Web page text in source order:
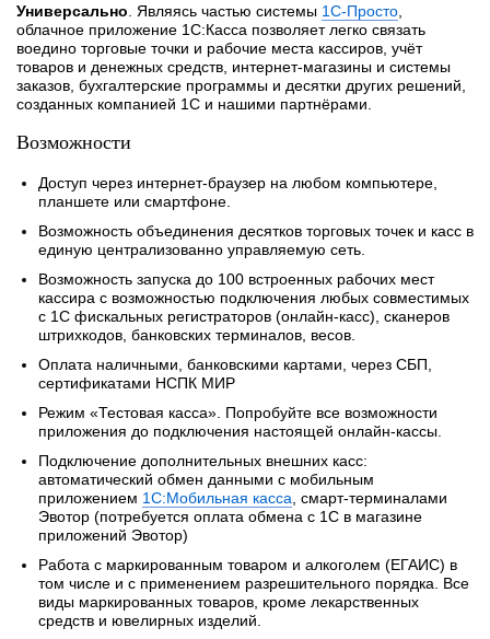
Универсально . Являясь частью системы 1С-Просто
облачное приложение 1С:Касса позволяет легко связать
воедино торговые точки и рабочие места кассиров, учёт
товаров и денежных средств, интернет-магазины и системы
заказов, бухгалтерские программы и десятки других решений,
созданных компанией 1С и нашими партнёрами.
Возможности
Доступ через интернет-браузер на любом компьютере,
планшете или смартфоне.
Возможность объединения десятков торговых точек и касс в
единую централизованно управляемую сеть.
Возможность запуска до 100 встроенных рабочих мест
кассира с возможностью подключения любых совместимых
с 1С фискальных регистраторов (онлайн-касс), сканеров
штрихкодов, банковских терминалов, весов.
Оплата наличными, банковскими картами, через СБП,
сертификатами НСПК МИР
Режим «Тестовая касса». Попробуйте все возможности
приложения до подключения настоящей онлайн-кассы.
Подключение дополнительных внешних касс:
автоматический обмен данными с мобильным
приложением 1С:Мобильная касса , смарт-терминалами
Эвотор (потребуется оплата обмена с 1С в магазине
приложений Эвотор)
Работа с маркированным товаром и алкоголем (ЕГАИС) в
том числе и с применением разрешительного порядка. Все
виды маркированных товаров, кроме лекарственных
средств и ювелирных изделий.